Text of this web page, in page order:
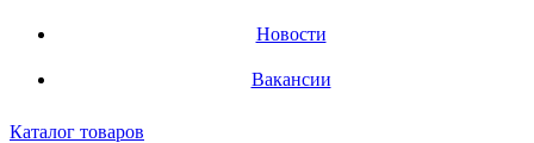
Новости
Вакансии
Каталог товаров